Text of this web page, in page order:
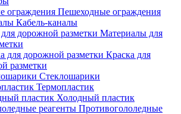
Пешеходные ограждения
Кабель-каналы
Материалы для
Краска для
разметки
Стеклошарики
Термопластик
Холодный пластик
Противогололедные